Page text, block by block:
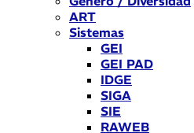
ART
Sistemas
GEI
GEI PAD
IDGE
SIGA
SIE
RAWEB